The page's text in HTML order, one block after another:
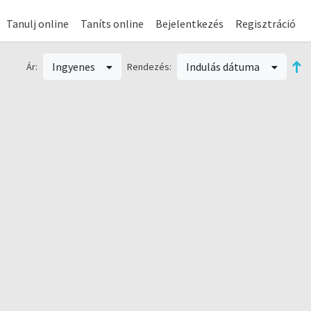
Tanulj online Taníts online Bejelentkezés Regisztráció
Ár: Ingyenes Rendezés: Indulás dátuma